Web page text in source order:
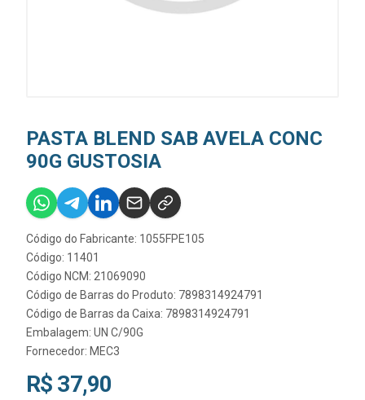
PASTA BLEND SAB AVELA CONC
90G GUSTOSIA
Código do Fabricante: 1055FPE105
Código: 11401
Código NCM: 21069090
Código de Barras do Produto: 7898314924791
Código de Barras da Caixa: 7898314924791
Embalagem: UN C/90G
Fornecedor: MEC3
R$ 37,90